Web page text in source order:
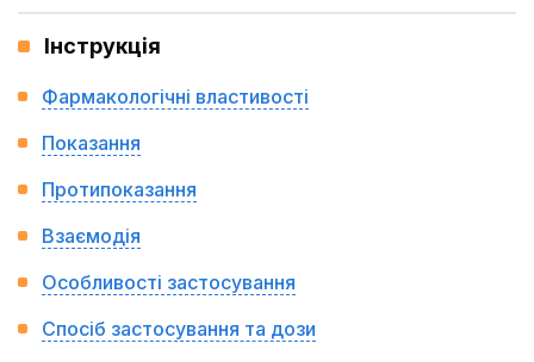
Інструкція
Фармакологічні властивості
Показання
Протипоказання
Взаємодія
Особливості застосування
Спосіб застосування та дози